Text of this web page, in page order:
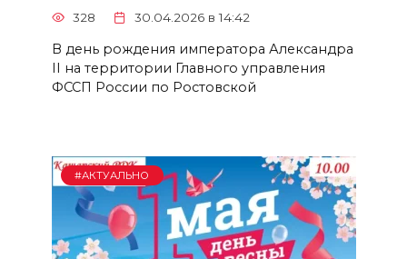
328 30.04.2026 в 14:42
В день рождения императора Александра
II на территории Главного управления
ФССП России по Ростовской
#АКТУАЛЬНО